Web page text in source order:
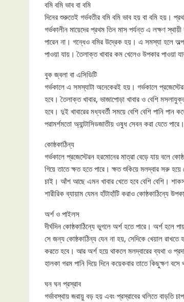
বমি বমি ভাব বা বমি
দিনের শুরুতেই গর্ভবতীর বমি বমি ভাব হয় বা বমি হয়।
গর্ভকালীন মায়েদের প্রথম তিন মাস পর্যন্ত এ লক্ষণ
পারেন না। গন্ধেও বমির উদ্রেক হয়। এ সমস্যা হলে
পাওয়া যায়। তৈলাক্ত খাবার কম খেলেও উপকার পাওয়া
বুক জ্বলা বা এসিডিটি
গর্ভকালে এ সমস্যাটা অনেকেরই হয়। গর্ভকালে
হবে। তৈলাক্ত খাবার, ভাজাপোড়া খাবার ও বেশি
হবে। দুই খাবারের মধ্যবর্তী সময়ে বেশি বেশি পানি
পরামর্শমতো অ্যান্টাসিডজাতীয় ওষুধ সেবন করা যেতে পারে।
কোষ্ঠকাঠিন্য
গর্ভকালে প্রজেস্টেরন হরমোনের মাত্রা বেড়ে যায় বলে
গিয়ে তাতে ক্ষত হতে পারে। ক্ষত শুকিয়ে মলদ্বার সরু
চাই। আঁশ আছে এমন খাবার খেতে হবে বেশি বেশি।
শারীরিক ব্যায়াম যেমন হাঁটাহাঁটি করাও কোষ্ঠকাঠিন্যে
অর্শ ও পাইলস
দীর্ঘদিন কোষ্ঠকাঠিন্যে ভুগলে অর্শ হতে পারে। অর্শ
সে জন্য কোষ্ঠকাঠিন্য যেন না হয়, সেদিকে খেয়াল
করতে হবে। আর অর্শ হয়ে থাকলে মলদ্বারের ব্যথা ও
হালকা গরম পানি দিয়ে দিনে কয়েকবার তাতে কিছুক্ষণ
ঘন ঘন প্রস্রাব
গর্ভাবস্থায় জরায়ু বড় হয় এবং প্রস্রাবের থলিতে